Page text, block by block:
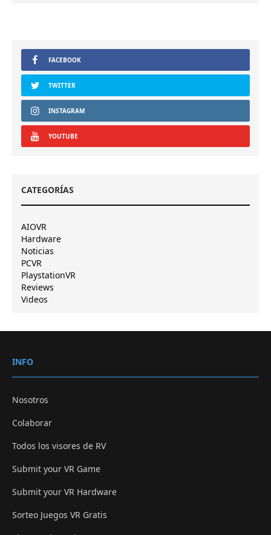
FACEBOOK
TWITTER
INSTAGRAM
YOUTUBE
CATEGORÍAS
AIOVR
Hardware
Noticias
PCVR
PlaystationVR
Reviews
Videos
INFO
Nosotros
Colaborar
Todos los visores de RV
Submit your VR Game
Submit your VR Hardware
Sorteo Juegos VR Gratis